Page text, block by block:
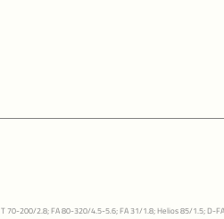
70-200/2.8; FA 80-320/4.5-5.6; FA 31/1.8; Helios 85/1.5; D-